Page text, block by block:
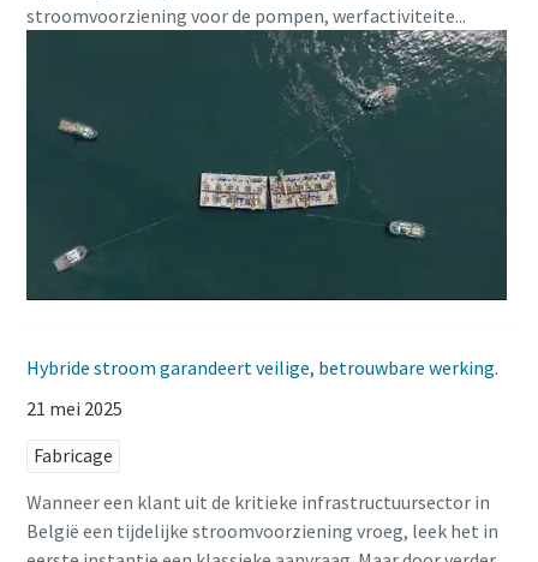
stroomvoorziening voor de pompen, werfactiviteite...
Hybride stroom garandeert veilige, betrouwbare werking.
21 mei 2025
Fabricage
Wanneer een klant uit de kritieke infrastructuursector in
België een tijdelijke stroomvoorziening vroeg, leek het in